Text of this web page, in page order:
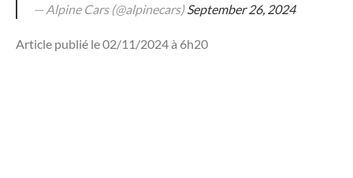
— Alpine Cars (@alpinecars)September 26, 2024
Article publié le 02/11/2024 à 6h20